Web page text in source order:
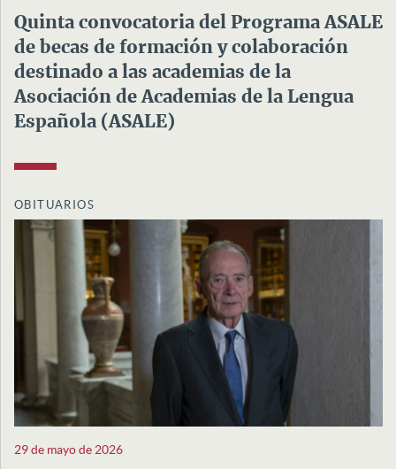
Quinta convocatoria del Programa ASALE
de becas de formación y colaboración
destinado a las academias de la
Asociación de Academias de la Lengua
Española (ASALE)
OBITUARIOS
29 de mayo de 2026